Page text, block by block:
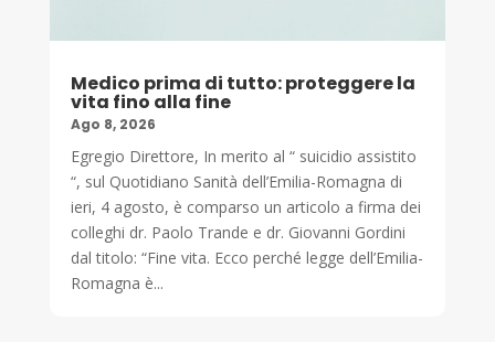
Medico prima di tutto: proteggere la
vita fino alla fine
Ago 8, 2026
Egregio Direttore, In merito al “ suicidio assistito
“, sul Quotidiano Sanità dell’Emilia-Romagna di
ieri, 4 agosto, è comparso un articolo a firma dei
colleghi dr. Paolo Trande e dr. Giovanni Gordini
dal titolo: “Fine vita. Ecco perché legge dell’Emilia-
Romagna è...